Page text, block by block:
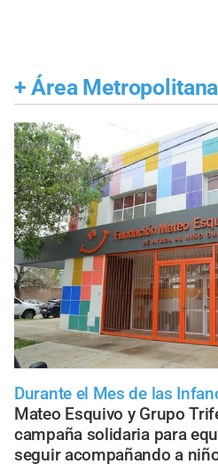
+ Área Metropolitana
Durante el Mes de las
Mateo Esquivo y Grupo
campaña solidaria para
seguir acompañando a